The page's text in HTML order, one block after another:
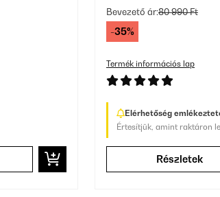
Bevezető ár:80 990 Ft
-35%
Termék információs lap
Elérhetőség
Értesítjük, amint raktáron
Részletek